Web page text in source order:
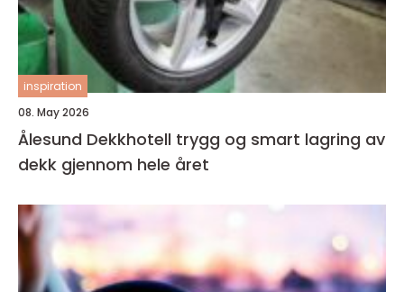
inspiration
08. May 2026
Ålesund Dekkhotell trygg og smart lagring av
dekk gjennom hele året